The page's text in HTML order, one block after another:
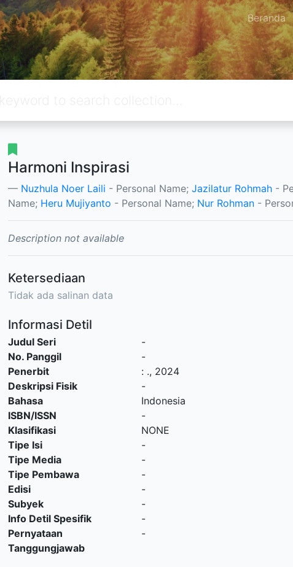
Beranda
Harmoni Inspirasi
Nuzhula Noer Laili - Personal Name; Jazilatur Rohmah -
Name; Heru Mujiyanto - Personal Name; Nur Rohman -
Description not available
Ketersediaan
Tidak ada salinan data
Informasi Detil
Judul Seri
-
No. Panggil
-
Penerbit
: ., 2024
Deskripsi Fisik
-
Bahasa
Indonesia
ISBN/ISSN
-
Klasifikasi
NONE
Tipe Isi
-
Tipe Media
-
Tipe Pembawa
-
Edisi
-
Subyek
-
Info Detil Spesifik
-
Pernyataan
Tanggungjawab
-